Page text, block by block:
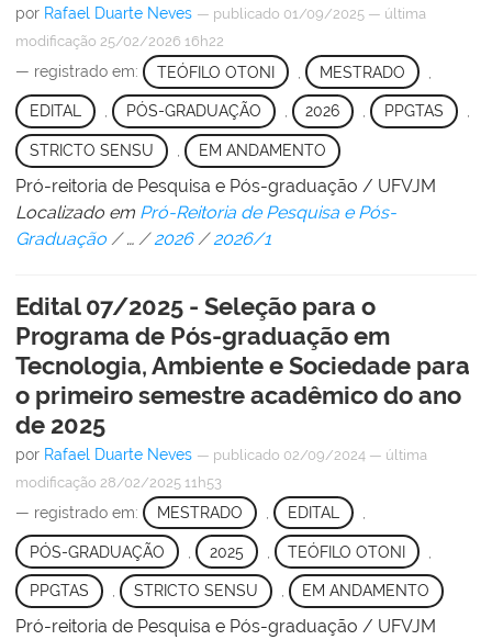
por Rafael Duarte Neves — publicado 01/09/2025 — última
modificação 25/02/2026 16h22
— registrado em: TEÓFILO OTONI MESTRADO
EDITAL , PÓS-GRADUAÇÃO , 2026 , PPGTAS ,
STRICTO SENSU EM ANDAMENTO
Pró-reitoria de Pesquisa e Pós-graduação / UFVJM
Localizado em Pró-Reitoria de Pesquisa e Pós-
Graduação /… /2026 /2026/1
Edital 07/2025 - Seleção para o
Programa de Pós-graduação em
Tecnologia, Ambiente e Sociedade para
o primeiro semestre acadêmico do ano
de 2025
por Rafael Duarte Neves — publicado 02/09/2024 — última
modificação 28/02/2025 11h53
— registrado em: MESTRADO EDITAL
PÓS-GRADUAÇÃO 2025 TEÓFILO OTONI
PPGTAS , STRICTO SENSU , EM ANDAMENTO
Pró-reitoria de Pesquisa e Pós-graduação / UFVJM